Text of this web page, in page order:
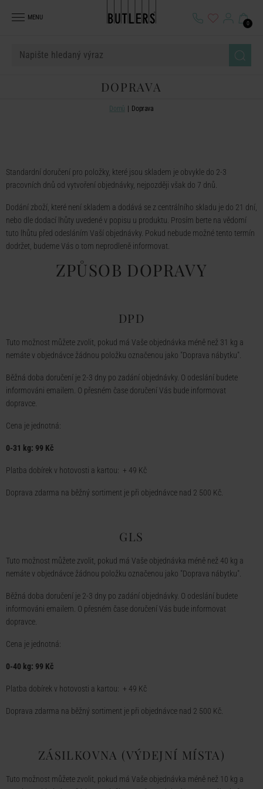
MENU
0
DOPRAVA
Domů Doprava
Standardní doručení pro položky, které jsou skladem je obvykle do 2-3
pracovních dnů od vytvoření objednávky, nejpozději však do 7 dnů.
Dodání zboží, které není skladem a dodává se z centrálního skladu je do 21 dní,
nebo dle dodací lhůty uvedené v popisu u produktu. Prosím berte na vědomí
tuto lhůtu před odesláním Vaší objednávky. Pokud nebude možné tento termín
dodržet, budeme Vás o tom neprodleně informovat.
ZPŮSOB DOPRAVY
DPD
Tuto možnost můžete zvolit, pokud má Vaše objednávka méně než 31 kg a
nemáte v objednávce žádnou položku označenou jako "Doprava nábytku".
Běžná doba doručení je 2-3 dny po zadání objednávky. O odeslání budete
informováni emailem. O přesném čase doručení Vás bude informovat
dopravce.
Cena je jednotná:
0-31 kg: 99 Kč
Platba dobírek v hotovosti a kartou: + 49 Kč
Doprava zdarma na běžný sortiment je při objednávce nad 2 500 Kč.
GLS
Tuto možnost můžete zvolit, pokud má Vaše objednávka méně než 40 kg a
nemáte v objednávce žádnou položku označenou jako "Doprava nábytku".
Běžná doba doručení je 2-3 dny po zadání objednávky. O odeslání budete
informováni emailem. O přesném čase doručení Vás bude informovat
dopravce.
Cena je jednotná:
0-40 kg: 99 Kč
Platba dobírek v hotovosti a kartou: + 49 Kč
Doprava zdarma na běžný sortiment je při objednávce nad 2 500 Kč.
ZÁSILKOVNA (VÝDEJNÍ MÍSTA)
Tuto možnost můžete zvolit, pokud má Vaše objednávka méně než 10 kg a